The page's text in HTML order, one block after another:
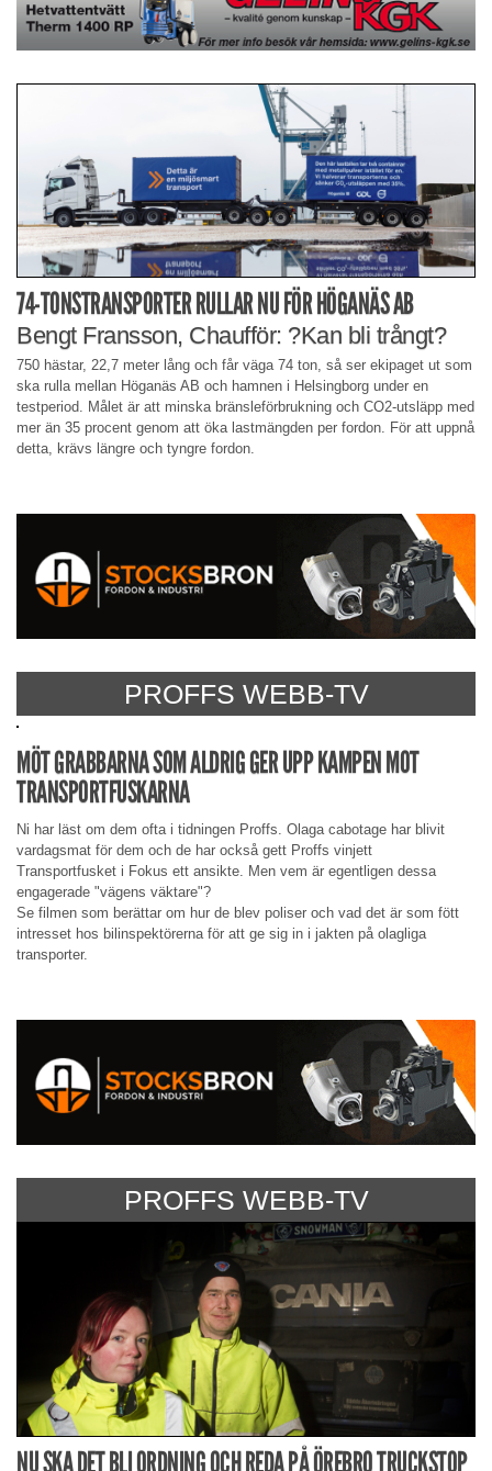
74-TONSTRANSPORTER RULLAR NU FÖR HÖGANÄS AB
Bengt Fransson, Chaufför: ?Kan bli trångt?
750 hästar, 22,7 meter lång och får väga 74 ton, så ser ekipaget ut som
ska rulla mellan Höganäs AB och hamnen i Helsingborg under en
testperiod. Målet är att minska bränsleförbrukning och CO2-utsläpp med
mer än 35 procent genom att öka lastmängden per fordon. För att uppnå
detta, krävs längre och tyngre fordon.
PROFFS WEBB-TV
MÖT GRABBARNA SOM ALDRIG GER UPP KAMPEN MOT
TRANSPORTFUSKARNA
Ni har läst om dem ofta i tidningen Proffs. Olaga cabotage har blivit
vardagsmat för dem och de har också gett Proffs vinjett
Transportfusket i Fokus ett ansikte. Men vem är egentligen dessa
engagerade "vägens väktare"?
Se filmen som berättar om hur de blev poliser och vad det är som fött
intresset hos bilinspektörerna för att ge sig in i jakten på olagliga
transporter.
PROFFS WEBB-TV
NU SKA DET BLI ORDNING OCH REDA PÅ ÖREBRO TRUCKSTOP